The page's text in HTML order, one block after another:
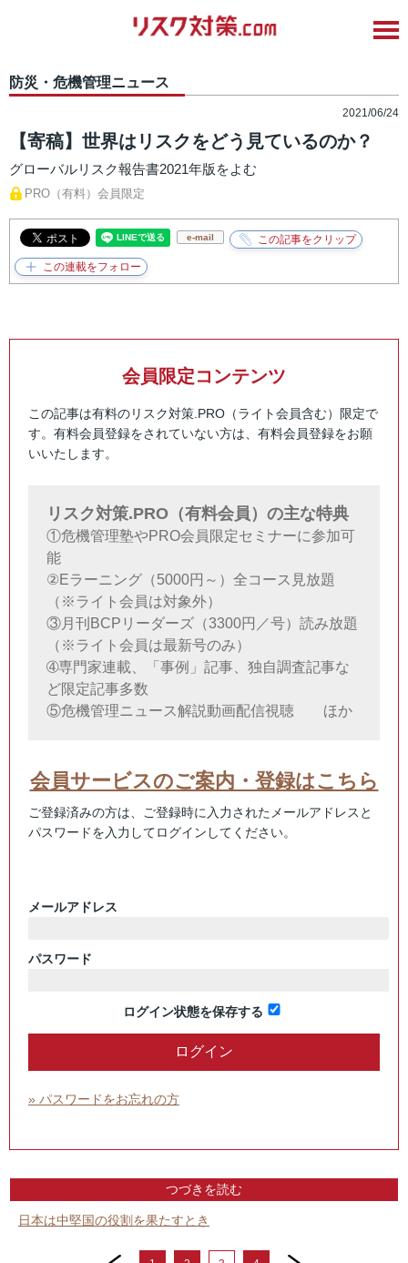
防災・危機管理ニュース
2021/06/24
【寄稿】世界はリスクをどう見ているのか？
グローバルリスク報告書2021年版をよむ
PRO（有料）会員限定
e-mail
会員限定コンテンツ
この記事は有料のリスク対策.PRO（ライト会員含む）限定で
す。有料会員登録をされていない方は、有料会員登録をお願
いいたします。
リスク対策.PRO（有料会員）の主な特典
①危機管理塾やPRO会員限定セミナーに参加可
能
②Eラーニング（5000円～）全コース見放題
（※ライト会員は対象外）
③月刊BCPリーダーズ（3300円／号）読み放題
（※ライト会員は最新号のみ）
➃専門家連載、「事例」記事、独自調査記事な
ど限定記事多数
⑤危機管理ニュース解説動画配信視聴 ほか
会員サービスのご案内・登録はこちら
ご登録済みの方は、ご登録時に入力されたメールアドレスと
パスワードを入力してログインしてください。
メールアドレス
パスワード
ログイン状態を保存する
» パスワードをお忘れの方
つづきを読む
日本は中堅国の役割を果たすとき
prev next